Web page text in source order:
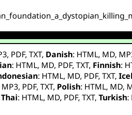
, PDF,TXT, Danish: HTML, MD,
: HTML, MD, PDF,TXT, Finnish:
: HTML, MD, PDF,TXT,
MP3, PDF,TXT, Polish: HTML, MD,
Thai: HTML, MD, PDF,TXT,Turkish: